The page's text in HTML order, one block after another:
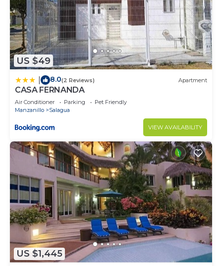
US $49
8.0(2 Reviews) Apartment
CASA FERNANDA
Air Conditioner Parking
Pet Friendly
Manzanillo
Salagua
VIEW AVAILABILITY
US $1,445